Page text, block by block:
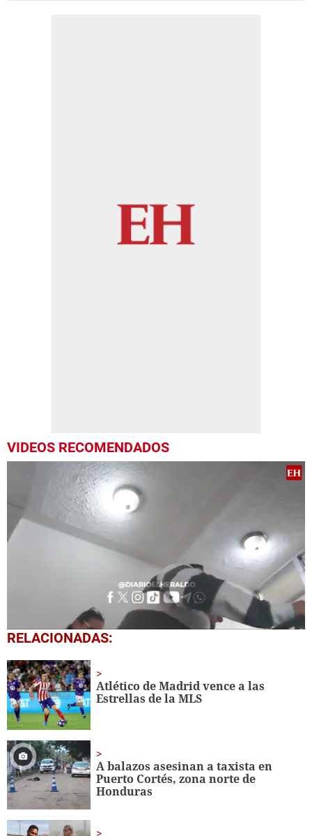
VIDEOS RECOMENDADOS
0
seconds
25
seconds
RELACIONADAS:
Atlético de Madrid vence a las
Estrellas de la MLS
A balazos asesinan a taxista en
Puerto Cortés, zona norte de
Honduras